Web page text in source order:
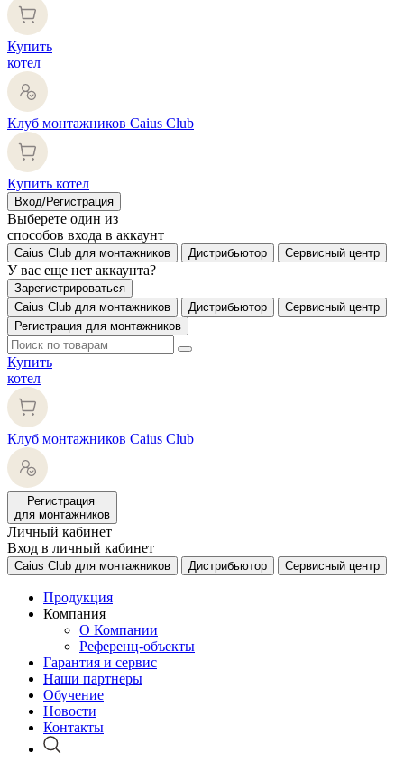
Купить
котел
Клуб монтажников Caius Club
Купить котел
Вход/Регистрация
Выберете один из
способов входа в аккаунт
Caius Club для монтажников Дистрибьютор Сервисный центр
У вас еще нет аккаунта?
Зарегистрироваться
Caius Club для монтажников
Дистрибьютор
Сервисный центр
Регистрация для монтажников
Купить
котел
Клуб монтажников Caius Club
Регистрация
для монтажников
Личный кабинет
Вход в личный кабинет
Caius Club для монтажников Дистрибьютор Сервисный центр
Продукция
Компания
О Компании
Референц-объекты
Гарантия и сервис
Наши партнеры
Обучение
Новости
Контакты